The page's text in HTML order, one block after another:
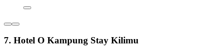
7. Hotel O Kampung Stay Kilimu